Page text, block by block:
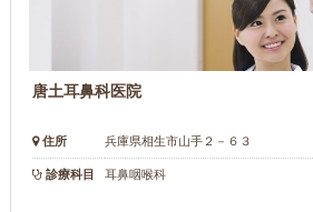
唐土耳鼻科医院
住所 兵庫県相生市山手２－６３
診療科目 耳鼻咽喉科